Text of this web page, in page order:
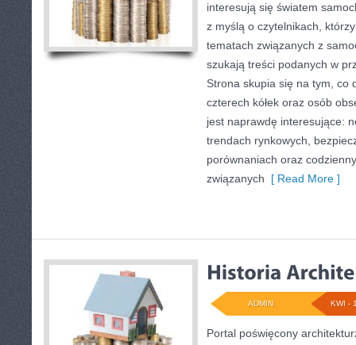
interesują się światem
z myślą o czytelnikach,
tematach związanych z
szukają treści podanych w
Strona skupia się na tym, co
czterech kółek oraz osób
jest naprawdę interesujące:
trendach rynkowych,
porównaniach oraz
związanych [ Read More ]
KWI -
ADMIN
Portal poświęcony